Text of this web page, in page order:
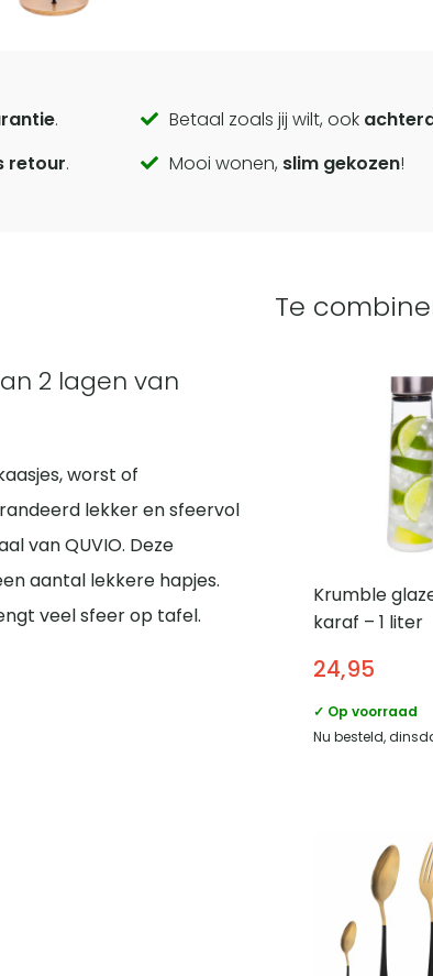
. Betaal zoals jij wilt, ook
retour. Mooi wonen, slim gekozen!
2 lagen van
worst of
lekker en sfeervol
van QUVIO. Deze
aantal lekkere hapjes.
veel sfeer op tafel.
Te
Krumble
karaf – 1 liter
24,95
✓ Op voorraad
Nu besteld,